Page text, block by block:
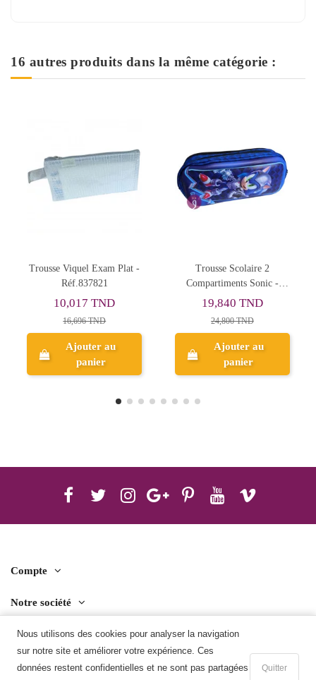
Nous utilisons des cookies pour analyser la navigation
sur notre site et améliorer votre expérience. Ces
données restent confidentielles et ne sont pas partagées
Quitter
16 autres produits dans la même catégorie :
Trousse Scolaire 2
Compartiments Sonic -
Happy
19,840 TND
24,800 TND
Ajouter au
panier
Trousse Plate 2
Compartiments Stitch,
Happy - Réf.FM25001
22,001 TND
27,501 TND
Ajouter au
panier
Compte
Notre société
Contact us
Télécharger l'application mobile